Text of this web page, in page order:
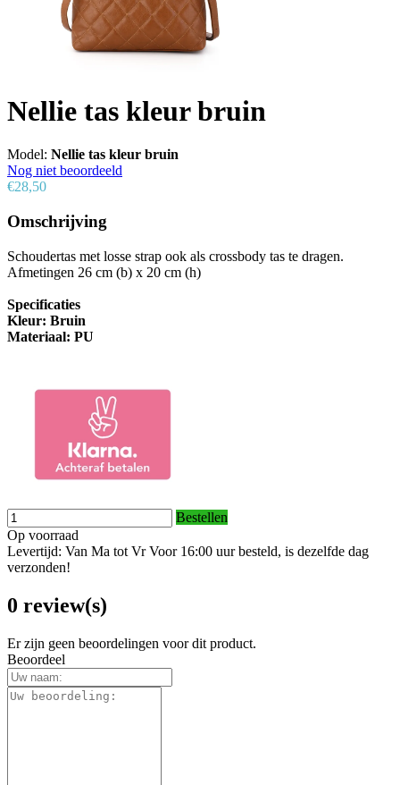
Nellie tas kleur bruin
Model: Nellie tas kleur bruin
Nog niet beoordeeld
€28,50
Omschrijving
Schoudertas met losse strap ook als crossbody tas te dragen.
Afmetingen 26 cm (b) x 20 cm (h)
Specificaties
Kleur: Bruin
Materiaal: PU
Bestellen
Op voorraad
Levertijd: Van Ma tot Vr Voor 16:00 uur besteld, is dezelfde dag
verzonden!
0 review(s)
Er zijn geen beoordelingen voor dit product.
Beoordeel